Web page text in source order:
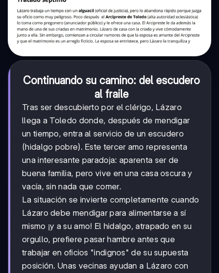
Continuando su camino: del escudero
al fraile
Tras ser descubierto por el clérigo, Lázaro
llega a Toledo donde, después de mendigar
un tiempo, entra al servicio de un escudero
(hidalgo pobre). Este tercer amo representa
una interesante paradoja: aparenta ser de
buena familia, pero vive en una casa oscura y
vacía, sin nada que comer.
La situación se invierte completamente cuando
Lázaro debe mendigar para alimentarse a sí
mismo ¡y a su amo! El hidalgo, atrapado en su
orgullo, prefiere pasar hambre antes que
trabajar en oficios "indignos" de su supuesta
posición. Unas vecinas ayudan a Lázaro con